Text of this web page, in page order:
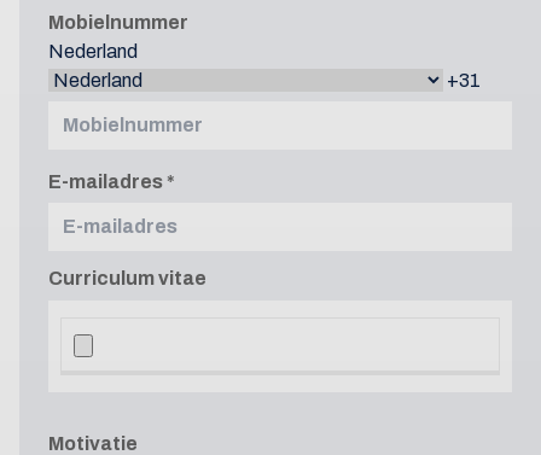
Mobielnummer
Nederland
+31
E-mailadres
Curriculum vitae
Motivatie